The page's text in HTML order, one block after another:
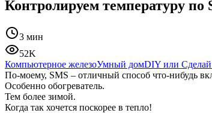
Контролируем температуру
3 мин
52K
Компьютерное железоУмный домDIY или
По-моему, SMS – отличный способ что-нибудь
Особенно обогреватель.
Тем более зимой.
Когда так хочется поскорее в тепло!